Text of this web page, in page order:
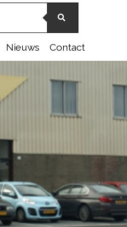
Nieuws Contact